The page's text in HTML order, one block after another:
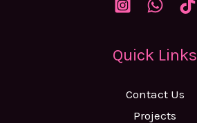
Quick Links
Contact Us
Projects